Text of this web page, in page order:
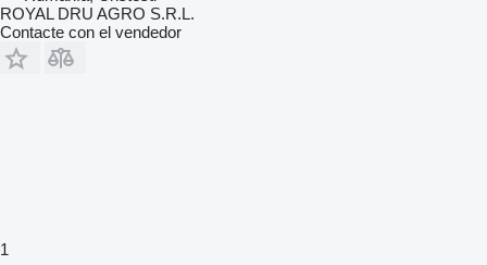
ROYAL DRU AGRO S.R.L.
Contacte con el vendedor
1